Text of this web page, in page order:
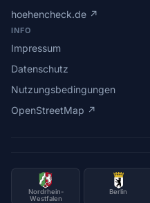
hoehencheck.de ↗
INFO
Impressum
Datenschutz
Nutzungsbedingungen
OpenStreetMap ↗
Nordrhein-
Westfalen
Berlin